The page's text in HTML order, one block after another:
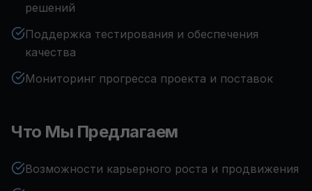
решений
Поддержка тестирования и обеспечения
качества
Мониторинг прогресса проекта и поставок
Что Мы Предлагаем
Возможности карьерного роста и продвижения